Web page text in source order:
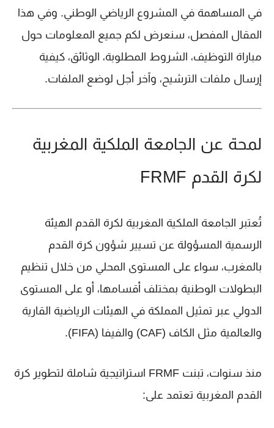
في المساهمة في المشروع الرياضي الوطني. وفي هذا
المقال المفصل، سنعرض لكم جميع المعلومات حول
مباراة التوظيف، الشروط المطلوبة، الوثائق، كيفية
إرسال ملفات الترشيح، وآخر أجل لوضع الملفات.
لمحة عن الجامعة الملكية المغربية
لكرة القدم FRMF
تُعتبر الجامعة الملكية المغربية لكرة القدم الهيئة
الرسمية المسؤولة عن تسيير شؤون كرة القدم
بالمغرب، سواء على المستوى المحلي من خلال تنظيم
البطولات الوطنية بمختلف أقسامها، أو على المستوى
الدولي عبر تمثيل المملكة في الهيئات الرياضية القارية
والعالمية مثل الكاف (CAF) والفيفا (FIFA) .
منذ سنوات، تبنت FRMF استراتيجية شاملة لتطوير كرة
القدم المغربية تعتمد على: